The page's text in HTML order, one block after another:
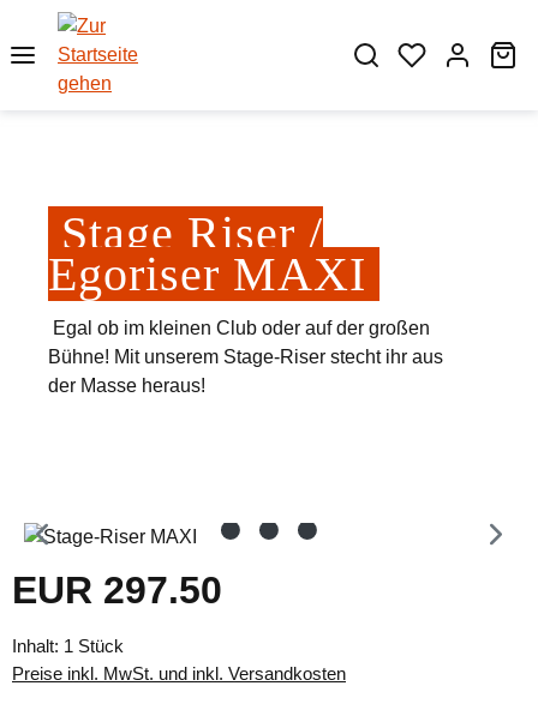
Zum Hauptinhalt springen
Stage Riser /
Egoriser MAXI
Egal ob im kleinen Club oder auf der großen
Bühne! Mit unserem Stage-Riser stecht ihr aus
der Masse heraus!
Bildergalerie überspringen
Regulärer Preis:
EUR 297.50
Inhalt: 1 Stück
Preise inkl. MwSt. und inkl. Versandkosten